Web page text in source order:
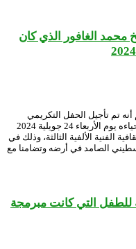
محمد الغافور الذي كان
تم تأجيل الحفل التكريمي
الخاص بالشيخ محمد الغافور الذي كان مقررا إحياءه يوم الأربعاء 24 جويلية 2024
الفنية الألفية الثالثة، وذلك في
الصامد في أرضه وتضامنا مع
التي كانت مبرمجة